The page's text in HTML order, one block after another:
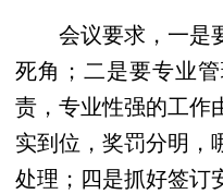
会议要求，一是
死角；二是要专业
责，专业性强的工作
实到位，奖罚分明，
处理；四是抓好签订